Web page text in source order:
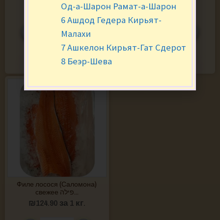
за 1 кг.
+
В КОРЗИНУ
₪74.90за 1 кг.
Филе лосося (Саломона)
свежее פילה...
₪124.90 за 1 кг.
Од-а-Шарон Рамат-а-Шарон
6 Ашдод Гедера Кирьят-
Малахи
7 Ашкелон Кирьят-Гат Сдерот
8 Беэр-Шева